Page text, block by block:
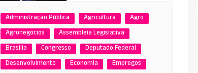
Administração Pública Agricultura
Agro
Agronegócios
Assembleia Legislativa
Brasília
Congresso
Deputado Federal
Desenvolvimento
Economia
Empregos